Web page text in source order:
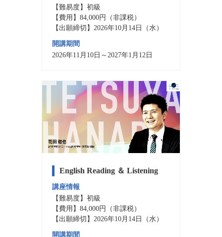
【難易度】初級
【費用】84,000円（非課税）
【出願締切】2026年10月14日（水）
開講期間
2026年11月10日～2027年1月12日
English Reading ＆ Listening
講座情報
【難易度】初級
【費用】84,000円（非課税）
【出願締切】2026年10月14日（水）
開講期間